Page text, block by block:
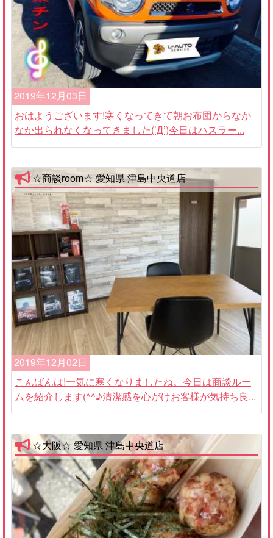
2019年12月03日
おはようございます!寒くなってきて朝お布団からなか
なか出られなくなってきました(’Д’)今日はハスラー...
☆商談room☆ 愛知県 津島中央道店
2019年12月02日
こんばんは!一気に寒くなりましたね。今日は商談ルー
ムを紹介します(^^♪清潔感を心がけお客様が気持ち良...
☆大阪☆ 愛知県 津島中央道店